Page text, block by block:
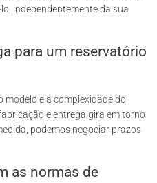
independentemente da sua
para um reservatório
modelo e a complexidade do
e entrega gira em torno
podemos negociar prazos
as normas de